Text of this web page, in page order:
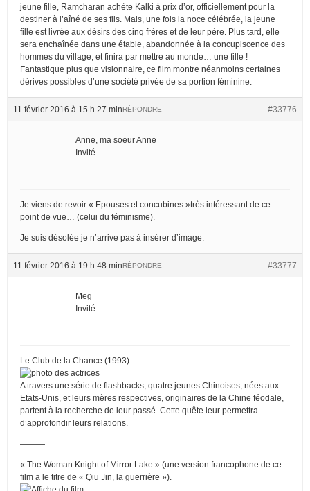
jeune fille, Ramcharan achète Kalki à prix d’or, officiellement pour la
destiner à l’aîné de ses fils. Mais, une fois la noce célébrée, la jeune
fille est livrée aux désirs des cinq frères et de leur père. Plus tard, elle
sera enchaînée dans une étable, abandonnée à la concupiscence des
hommes du village, et finira par mettre au monde… une fille !
Fantastique plus que visionnaire, ce film montre néanmoins certaines
dérives possibles d’une société privée de sa portion féminine.
11 février 2016 à 15 h 27 min #33776
RÉPONDRE
Anne, ma soeur Anne
Invité
Je viens de revoir « Epouses et concubines »très intéressant de ce
point de vue… (celui du féminisme).
Je suis désolée je n’arrive pas à insérer d’image.
11 février 2016 à 19 h 48 min #33777
RÉPONDRE
Meg
Invité
Le Club de la Chance (1993)
A travers une série de flashbacks, quatre jeunes Chinoises, nées aux
Etats-Unis, et leurs mères respectives, originaires de la Chine féodale,
partent à la recherche de leur passé. Cette quête leur permettra
d’approfondir leurs relations.
———
« The Woman Knight of Mirror Lake » (une version francophone de ce
film a le titre de « Qiu Jin, la guerrière »).